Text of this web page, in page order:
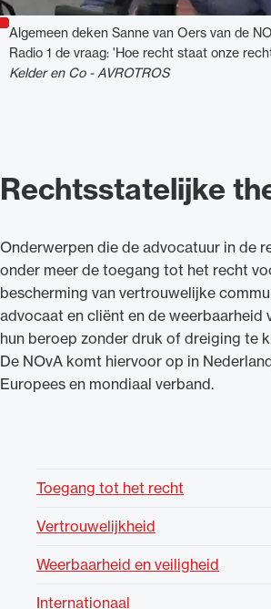
Algemeen deken Sanne van Oers van de
Radio 1 de vraag: 'Hoe recht staat onze
Kelder en Co - AVROTROS
Rechtsstatelijke
Onderwerpen die de advocatuur in de
onder meer de toegang tot het recht
bescherming van vertrouwelijke
advocaat en cliënt en de weerbaarheid
hun beroep zonder druk of dreiging te
De NOvA komt hiervoor op in
Europees en mondiaal verband.
Toegang tot het recht
Vertrouwelijkheid
Weerbaarheid en veiligheid
Internationaal